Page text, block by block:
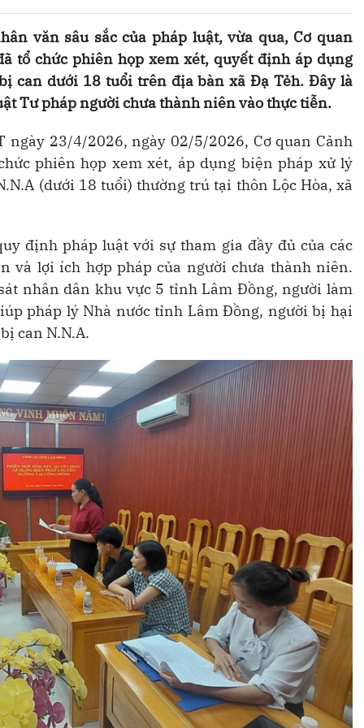
văn sâu sắc của pháp luật, vừa qua, Cơ quan
tổ chức phiên họp xem xét, quyết định áp dụng
can dưới 18 tuổi trên địa bàn xã Đạ Tẻh. Đây là
Tư pháp người chưa thành niên vào thực tiễn.
ngày 23/4/2026, ngày 02/5/2026, Cơ quan Cảnh
phiên họp xem xét, áp dụng biện pháp xử lý
(dưới 18 tuổi) thường trú tại thôn Lộc Hòa, xã
định pháp luật với sự tham gia đầy đủ của các
và lợi ích hợp pháp của người chưa thành niên.
nhân dân khu vực 5 tỉnh Lâm Đồng, người làm
pháp lý Nhà nước tỉnh Lâm Đồng, người bị hại
can N.N.A.